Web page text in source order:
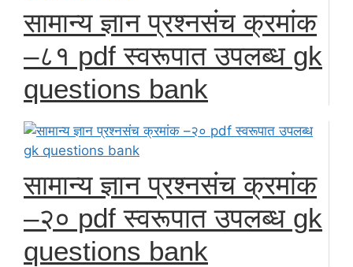
सामान्य ज्ञान प्रश्नसंच क्रमांक
–८१ pdf स्वरूपात उपलब्ध gk
questions bank
सामान्य ज्ञान प्रश्नसंच क्रमांक
–२० pdf स्वरूपात उपलब्ध gk
questions bank